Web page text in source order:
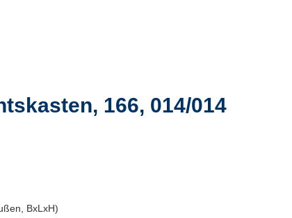
166, 014/014
BxLxH)